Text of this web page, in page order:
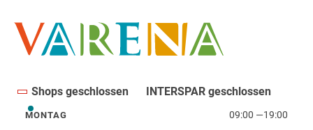
Shops geschlossen INTERSPAR geschlossen
Montag
MONTAG 09:00 —19:00